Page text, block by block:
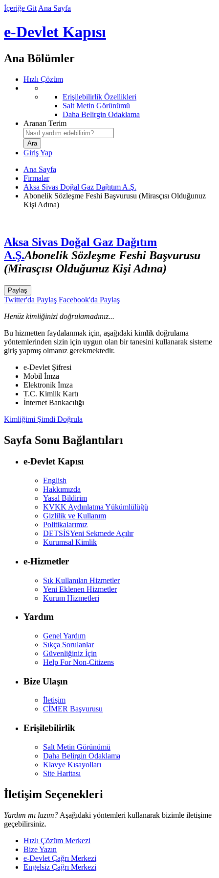
İçeriğe Git Ana Sayfa
e-Devlet Kapısı
Ana Bölümler
Hızlı Çözüm
Erişilebilirlik Özellikleri
Salt Metin Görünümü
Daha Belirgin Odaklama
Aranan Terim
Giriş Yap
Ana Sayfa
Firmalar
Aksa Sivas Doğal Gaz Dağıtım A.Ş.
Abonelik Sözleşme Feshi Başvurusu (Mirasçısı Olduğunuz
Kişi Adına)
Aksa Sivas Doğal Gaz Dağıtım
A.Ş.Abonelik Sözleşme Feshi Başvurusu
(Mirasçısı Olduğunuz Kişi Adına)
Paylaş
Twitter'da Paylaş Facebook'da Paylaş
Henüz kimliğinizi doğrulamadınız...
Bu hizmetten faydalanmak için, aşağıdaki kimlik doğrulama
yöntemlerinden sizin için uygun olan bir tanesini kullanarak sisteme
giriş yapmış olmanız gerekmektedir.
e-Devlet Şifresi
Mobil İmza
Elektronik İmza
T.C. Kimlik Kartı
İnternet Bankacılığı
Kimliğimi Şimdi Doğrula
Sayfa Sonu Bağlantıları
e-Devlet Kapısı
English
Hakkımızda
Yasal Bildirim
KVKK Aydınlatma Yükümlülüğü
Gizlilik ve Kullanım
Politikalarımız
DETSİSYeni Sekmede Açılır
Kurumsal Kimlik
e-Hizmetler
Sık Kullanılan Hizmetler
Yeni Eklenen Hizmetler
Kurum Hizmetleri
Yardım
Genel Yardım
Sıkça Sorulanlar
Güvenliğiniz İçin
Help For Non-Citizens
Bize Ulaşın
İletişim
CİMER Başvurusu
Erişilebilirlik
Salt Metin Görünümü
Daha Belirgin Odaklama
Klavye Kısayolları
Site Haritası
İletişim Seçenekleri
Yardım mı lazım? Aşağıdaki yöntemleri kullanarak bizimle iletişime
geçebilirsiniz.
Hızlı Çözüm Merkezi
Bize Yazın
e-Devlet Çağrı Merkezi
Engelsiz Çağrı Merkezi